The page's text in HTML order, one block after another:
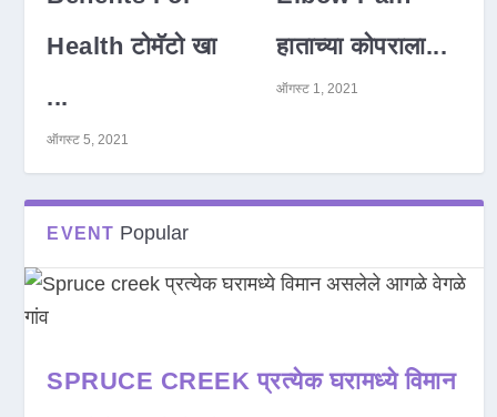
Health टोमॅटो खा
...
ऑगस्ट 5, 2021
हाताच्या कोपराला...
ऑगस्ट 1, 2021
EVENT Popular
SPRUCE CREEK प्रत्येक घरामध्ये विमान